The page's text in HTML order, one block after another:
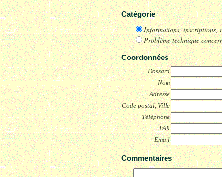
Catégorie
Informations, inscriptions,
Problème technique
Coordonnées
Dossard
Nom
Adresse
Code postal, Ville
Téléphone
FAX
Email
Commentaires